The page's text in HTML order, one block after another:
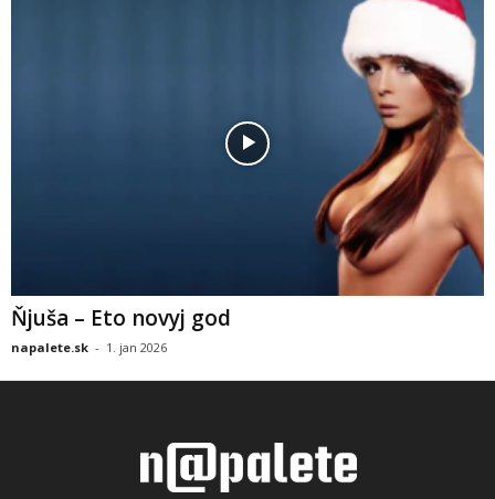
Ňjuša – Eto novyj god
napalete.sk - 1. jan 2026